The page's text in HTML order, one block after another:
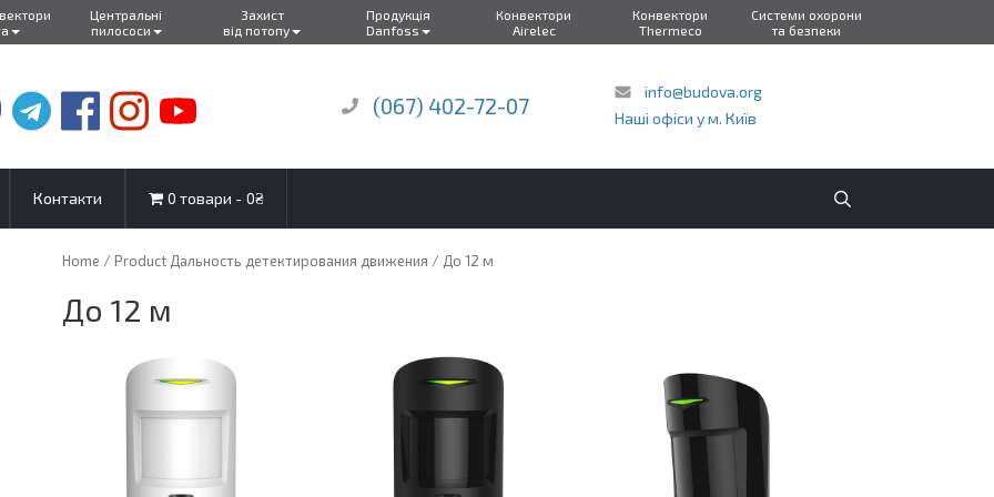
(067) 402-72-07
info@budova.org
Наші офіси у м. Київ
Контакти 0 товари 0₴
Home / Product Дальность детектирования движения / До 12 м
До 12 м
Центральні
пилососи
Захист
від потопу
Продукція
Danfoss
Конвектори
Airelec
Конвектори
Thermeco
Системи охорони
та безпеки